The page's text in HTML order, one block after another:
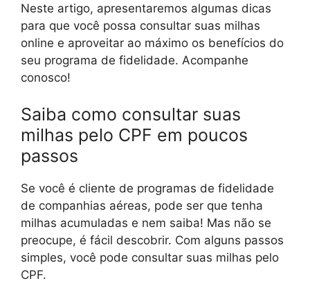
Neste artigo, apresentaremos algumas dicas
para que você possa consultar suas milhas
online e aproveitar ao máximo os benefícios do
seu programa de fidelidade. Acompanhe
conosco!
Saiba como consultar suas
milhas pelo CPF em poucos
passos
Se você é cliente de programas de fidelidade
de companhias aéreas, pode ser que tenha
milhas acumuladas e nem saiba! Mas não se
preocupe, é fácil descobrir. Com alguns passos
simples, você pode consultar suas milhas pelo
CPF.